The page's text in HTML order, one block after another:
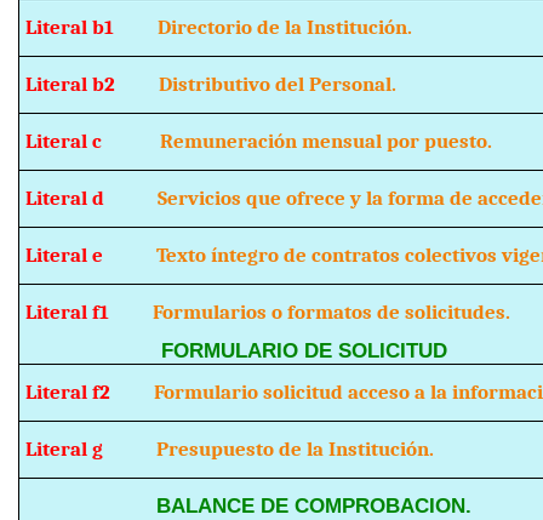
Literal b1 Directorio de la Institución.
Literal b2 Distributivo del Personal.
Literal c Remuneración mensual por puesto.
Literal dServicios que ofrece y la forma de
Literal e Texto íntegro de contratos colectivos
Literal f1 Formularios o formatos de solicitudes.
FORMULARIO DE SOLICITUD
Literal f2 Formulario solicitud acceso a la
Literal g Presupuesto de la Institución.
BALANCE DE COMPROBACION.